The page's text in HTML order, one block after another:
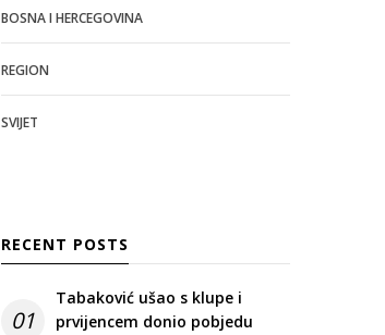
BOSNA I HERCEGOVINA
REGION
SVIJET
RECENT POSTS
01
Tabaković ušao s klupe i
prvijencem donio pobjedu